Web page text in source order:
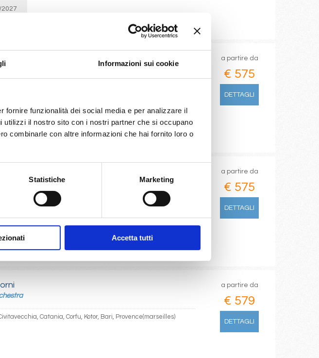
Informazioni sui cookie
fornire funzionalità dei social media e per analizzare il
il nostro sito con i nostri partner che si occupano
combinarle con altre informazioni che hai fornito loro o
Statistiche Marketing
Accetta tutti
Pacifica
Atene/Pireo
a partire da
€ 575
DETTAGLI
a partire da
€ 575
DETTAGLI
Catania, Corfu, Kotor, Bari, Provence(marseilles)
a partire da
€ 579
DETTAGLI